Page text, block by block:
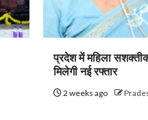
प्रदेश में महिला
मिलेगी नई रफ्तार
2 weeks ago